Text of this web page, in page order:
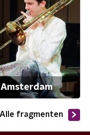
Alle fragmenten